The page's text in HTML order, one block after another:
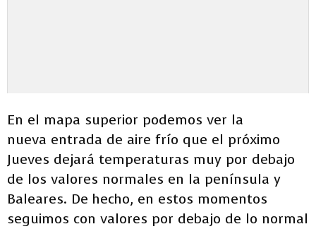
En el mapa superior podemos ver la
nueva entrada de aire frío que el próximo
Jueves dejará temperaturas muy por debajo
de los valores normales en la península y
Baleares. De hecho, en estos momentos
seguimos con valores por debajo de lo normal